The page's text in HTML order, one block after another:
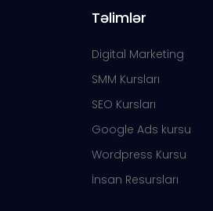
Təlimlər
Digital Marketing
SMM Kursları
SEO Kursları
Google Ads kursu
Wordpress Kursu
İnsan Resursları